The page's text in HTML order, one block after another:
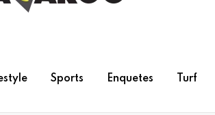
Sports Enquetes Turf